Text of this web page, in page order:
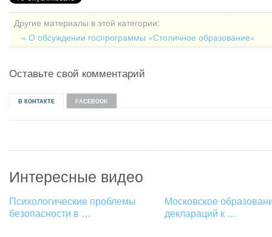
Другие материалы в этой категории:
« О обсуждении госпрограммы «Столичное образование»
Оставьте свой комментарий
В КОНТАКТЕ FACEBOOK
Интересные видео
Психологические проблемы
безопасности в …
Московское
деклараций к …